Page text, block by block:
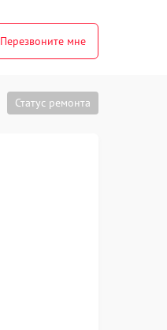
Перезвоните мне
Статус ремонта